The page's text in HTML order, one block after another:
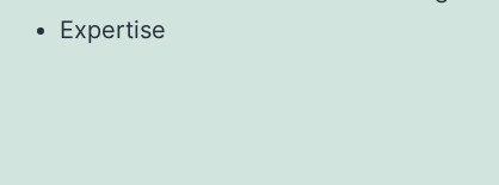
Expertise